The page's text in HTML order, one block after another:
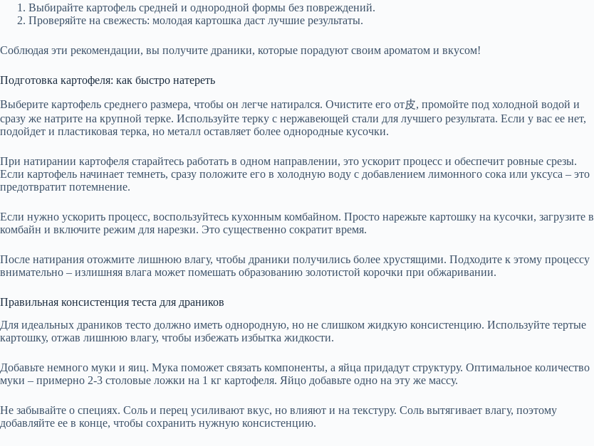
Выбирайте картофель средней и однородной формы без повреждений.
Проверяйте на свежесть: молодая картошка даст лучшие результаты.
Соблюдая эти рекомендации, вы получите драники, которые порадуют своим ароматом и вкусом!
Подготовка картофеля: как быстро натереть
Выберите картофель среднего размера, чтобы он легче натирался. Очистите его от皮, промойте под холодной водой и
сразу же натрите на крупной терке. Используйте терку с нержавеющей стали для лучшего результата. Если у вас ее нет,
подойдет и пластиковая терка, но металл оставляет более однородные кусочки.
При натирании картофеля старайтесь работать в одном направлении, это ускорит процесс и обеспечит ровные срезы.
Если картофель начинает темнеть, сразу положите его в холодную воду с добавлением лимонного сока или уксуса – это
предотвратит потемнение.
Если нужно ускорить процесс, воспользуйтесь кухонным комбайном. Просто нарежьте картошку на кусочки, загрузите в
комбайн и включите режим для нарезки. Это существенно сократит время.
После натирания отожмите лишнюю влагу, чтобы драники получились более хрустящими. Подходите к этому процессу
внимательно – излишняя влага может помешать образованию золотистой корочки при обжаривании.
Правильная консистенция теста для драников
Для идеальных драников тесто должно иметь однородную, но не слишком жидкую консистенцию. Используйте тертые
картошку, отжав лишнюю влагу, чтобы избежать избытка жидкости.
Добавьте немного муки и яиц. Мука поможет связать компоненты, а яйца придадут структуру. Оптимальное количество
муки – примерно 2-3 столовые ложки на 1 кг картофеля. Яйцо добавьте одно на эту же массу.
Не забывайте о специях. Соль и перец усиливают вкус, но влияют и на текстуру. Соль вытягивает влагу, поэтому
добавляйте ее в конце, чтобы сохранить нужную консистенцию.